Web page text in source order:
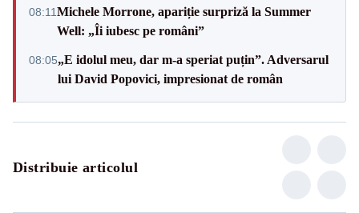
08:11Michele Morrone, apariție surpriză la Summer
Well: „Îi iubesc pe români”
08:05„E idolul meu, dar m-a speriat puțin”. Adversarul
lui David Popovici, impresionat de român
Distribuie articolul